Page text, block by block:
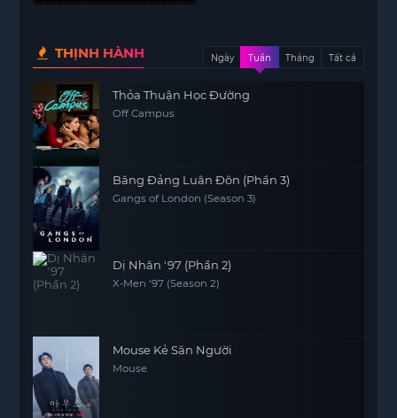
THỊNH HÀNH Ngày Tuần Tháng Tất cả
Thỏa Thuận Học Đường
Off Campus
Băng Đảng Luân Đôn (Phần 3)
Gangs of London (Season 3)
Dị Nhân '97 (Phần 2)
X-Men '97 (Season 2)
Mouse Kẻ Săn Người
Mouse